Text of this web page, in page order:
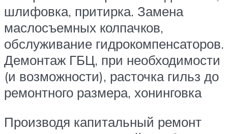
шлифовка, притирка. Замена
маслосъемных колпачков,
обслуживание гидрокомпенсаторов.
Демонтаж ГБЦ, при необходимости
(и возможности), расточка гильз до
ремонтного размера, хонинговка
Производя капитальный ремонт